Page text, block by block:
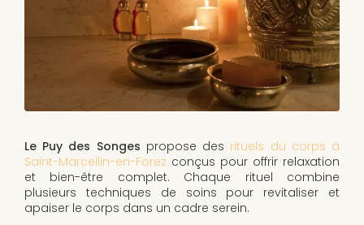
Le Puy des Songes propose des rituels du corps à
Saint-Marcellin-en-Forez conçus pour offrir relaxation
et bien-être complet. Chaque rituel combine
plusieurs techniques de soins pour revitaliser et
apaiser le corps dans un cadre serein.